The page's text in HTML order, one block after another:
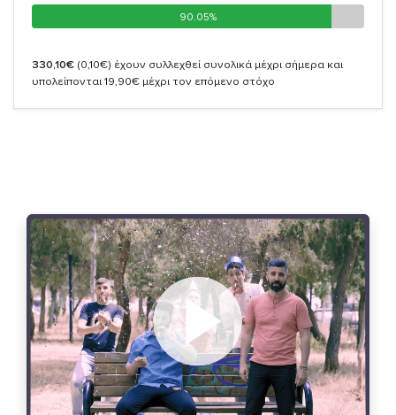
90.05%
90.05%
330,10€ (0,10€) έχουν συλλεχθεί συνολικά μέχρι σήμερα και
υπολείπονται 19,90€ μέχρι τον επόμενο στόχο